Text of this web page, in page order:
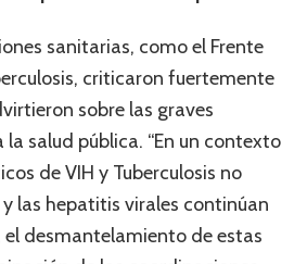
sanitarias, como el Frente
criticaron fuertemente
sobre las graves
la salud pública. “En un contexto
de VIH y Tuberculosis no
las hepatitis virales continúan
el desmantelamiento de estas